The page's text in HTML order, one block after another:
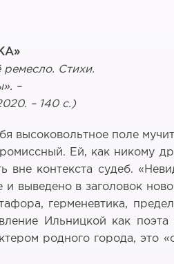
Стихи.
–
– 140 с.)
высоковольтное поле
Ей, как никому
контекста судеб.
выведено в заголовок
герменевтика,
Ильницкой как поэта
родного города, это